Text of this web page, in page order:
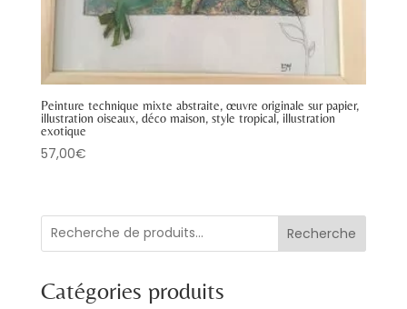
Peinture technique mixte abstraite, œuvre originale sur papier,
illustration oiseaux, déco maison, style tropical, illustration
exotique
57,00€
Recherche
Catégories produits